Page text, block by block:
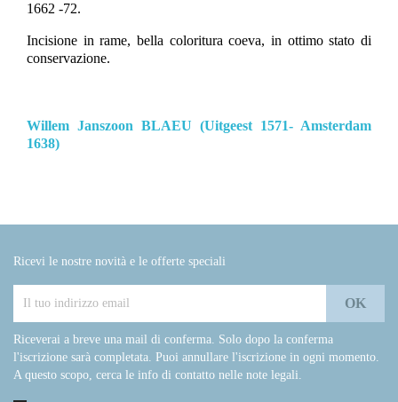
1662 -72.
Incisione in rame, bella coloritura coeva, in ottimo stato di
conservazione.
Willem Janszoon BLAEU (Uitgeest 1571- Amsterdam
1638)
Ricevi le nostre novità e le offerte speciali
Riceverai a breve una mail di conferma. Solo dopo la conferma
l'iscrizione sarà completata. Puoi annullare l'iscrizione in ogni momento.
A questo scopo, cerca le info di contatto nelle note legali.